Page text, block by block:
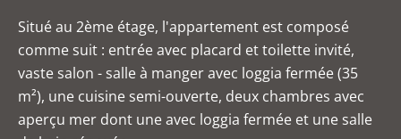
Situé au 2ème étage, l'appartement est composé
comme suit : entrée avec placard et toilette invité,
vaste salon - salle à manger avec loggia fermée (35
m²), une cuisine semi-ouverte, deux chambres avec
aperçu mer dont une avec loggia fermée et une salle